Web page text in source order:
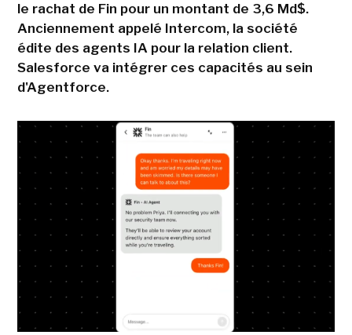
le rachat de Fin pour un montant de 3,6 Md$.
Anciennement appelé Intercom, la société
édite des agents IA pour la relation client.
Salesforce va intégrer ces capacités au sein
d'Agentforce.